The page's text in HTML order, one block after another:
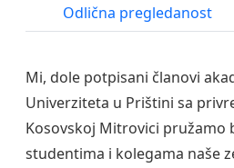
Odlična pregledanost
Mi, dole potpisani članovi
Univerziteta u Prištini sa
Kosovskoj Mitrovici pružamo
studentima i kolegama naše